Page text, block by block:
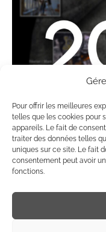
Pour offrir les meilleures
telles que les cookies pour
appareils. Le fait de
traiter des données telles
uniques sur ce site. Le fait
consentement peut avoir
fonctions.Découvrez la